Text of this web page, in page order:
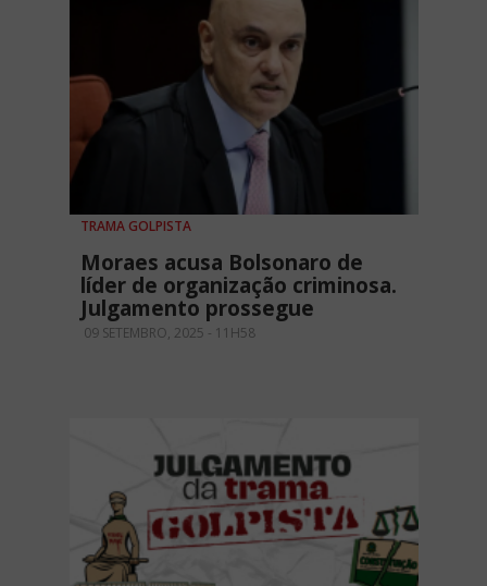
TRAMA GOLPISTA
Moraes acusa Bolsonaro de
líder de organização criminosa.
Julgamento prossegue
09 SETEMBRO, 2025 - 11H58